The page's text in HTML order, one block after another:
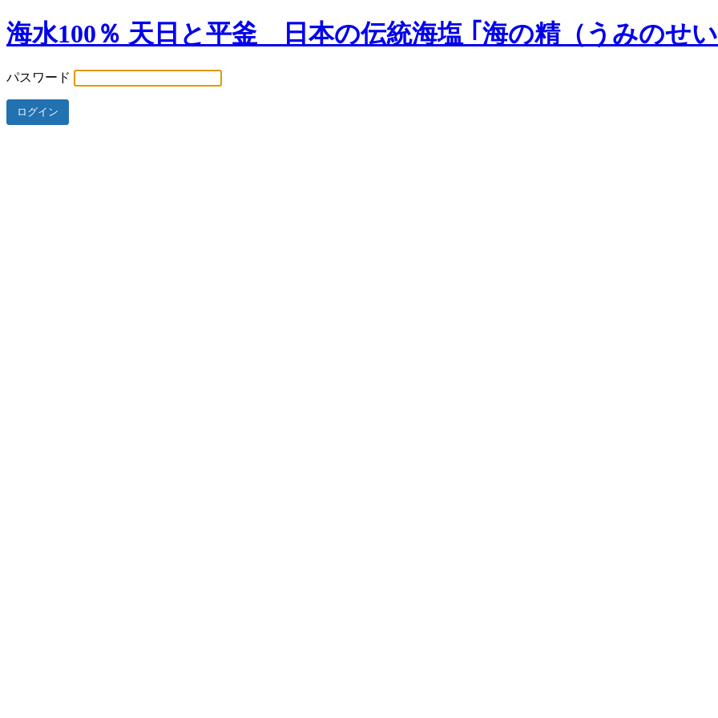
海水100％ 天日と平釜 日本の伝統海塩 ｢海の精（うみのせ
パスワード